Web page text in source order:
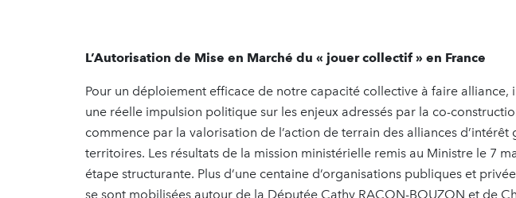
L’Autorisation de Mise en Marché du « jouer collectif » en France
Pour un déploiement efficace de notre capacité collective à faire alliance,
une réelle impulsion politique sur les enjeux adressés par la co-
commence par la valorisation de l’action de terrain des alliances d’intérêt
territoires. Les résultats de la mission ministérielle remis au Ministre le 7
étape structurante. Plus d’une centaine d’organisations publiques et
se sont mobilisées autour de la Députée Cathy RACON-BOUZON et de